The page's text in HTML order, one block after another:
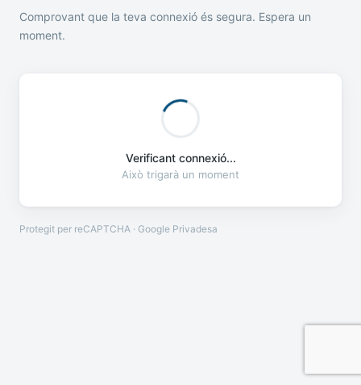
Comprovant que la teva connexió és segura. Espera un
moment.
Verificant connexió...
Això trigarà un moment
Protegit per reCAPTCHA · Google Privadesa